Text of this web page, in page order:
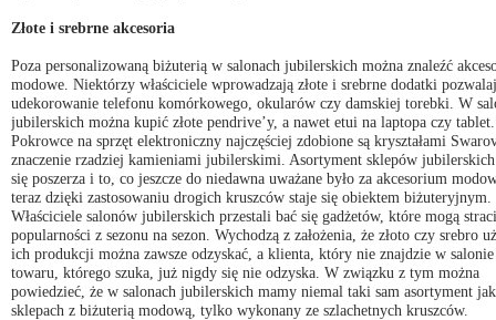
Złote i srebrne akcesoria
Poza personalizowaną biżuterią w salonach jubilerskich można znaleźć
modowe. Niektórzy właściciele wprowadzają złote i srebrne dodatki
udekorowanie telefonu komórkowego, okularów czy damskiej torebki. W
jubilerskich można kupić złote pendrive’y, a nawet etui na laptopa czy tablet.
Pokrowce na sprzęt elektroniczny najczęściej zdobione są kryształami
znaczenie rzadziej kamieniami jubilerskimi. Asortyment sklepów jubilerskich
się poszerza i to, co jeszcze do niedawna uważane było za akcesorium
teraz dzięki zastosowaniu drogich kruszców staje się obiektem biżuteryjnym.
Właściciele salonów jubilerskich przestali bać się gadżetów, które mogą
popularności z sezonu na sezon. Wychodzą z założenia, że złoto czy srebro
ich produkcji można zawsze odzyskać, a klienta, który nie znajdzie w salonie
towaru, którego szuka, już nigdy się nie odzyska. W związku z tym można
powiedzieć, że w salonach jubilerskich mamy niemal taki sam asortyment
sklepach z biżuterią modową, tylko wykonany ze szlachetnych kruszców.